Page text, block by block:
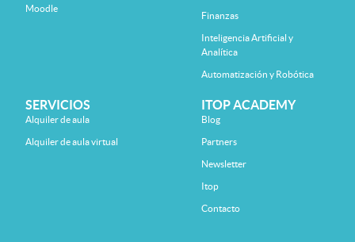
Moodle
Finanzas
Inteligencia Artificial y
Analítica
Automatización y Robótica
SERVICIOS
Alquiler de aula
Alquiler de aula virtual
ITOP ACADEMY
Blog
Partners
Newsletter
Itop
Contacto